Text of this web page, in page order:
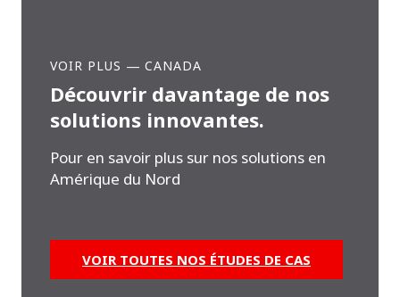
VOIR PLUS — CANADA
Découvrir davantage de nos
solutions innovantes.
Pour en savoir plus sur nos solutions en
Amérique du Nord
VOIR TOUTES NOS ÉTUDES DE CAS